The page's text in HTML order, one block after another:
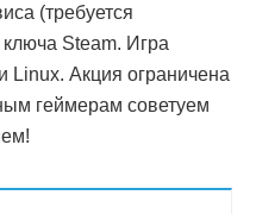
(требуется
Steam. Игра
Linux. Акция ограничена
геймерам советуем